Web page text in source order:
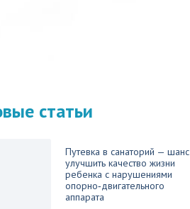
статьи
Путевка в санаторий — шанс
улучшить качество жизни
ребенка с нарушениями
опорно‑двигательного
аппарата